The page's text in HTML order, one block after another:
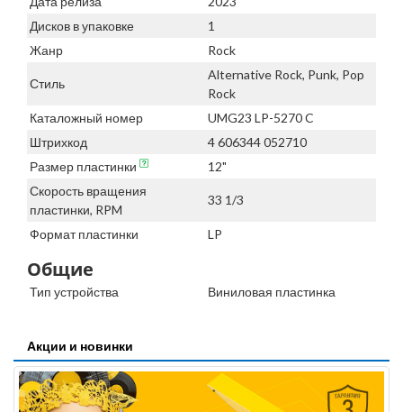
Дисков в упаковке
1
Жанр
Rock
Стиль
Alternative Rock, Punk, Pop
Rock
Каталожный номер
UMG23 LP-5270 C
Штрихкод
4 606344 052710
Размер пластинки
12"
Скорость вращения
пластинки, RPM
33 1/3
Формат пластинки LP
Общие
Тип устройства Виниловая пластинка
Акции и новинки